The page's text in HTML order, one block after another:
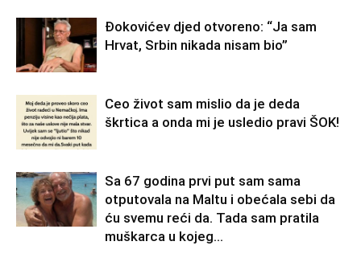
Đokovićev djed otvoreno: “Ja sam
Hrvat, Srbin nikada nisam bio”
Ceo život sam mislio da je deda
škrtica a onda mi je usledio pravi ŠOK!
Sa 67 godina prvi put sam sama
otputovala na Maltu i obećala sebi da
ću svemu reći da. Tada sam pratila
muškarca u kojeg...